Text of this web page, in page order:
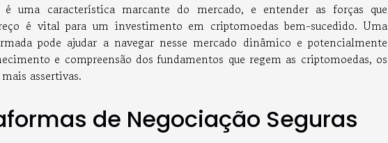
uma característica marcante do mercado, e entender as forças que
é vital para um investimento em criptomoedas bem-sucedido. Uma
pode ajudar a navegar nesse mercado dinâmico e potencialmente
e compreensão dos fundamentos que regem as criptomoedas, os
assertivas.
de Negociação Seguras